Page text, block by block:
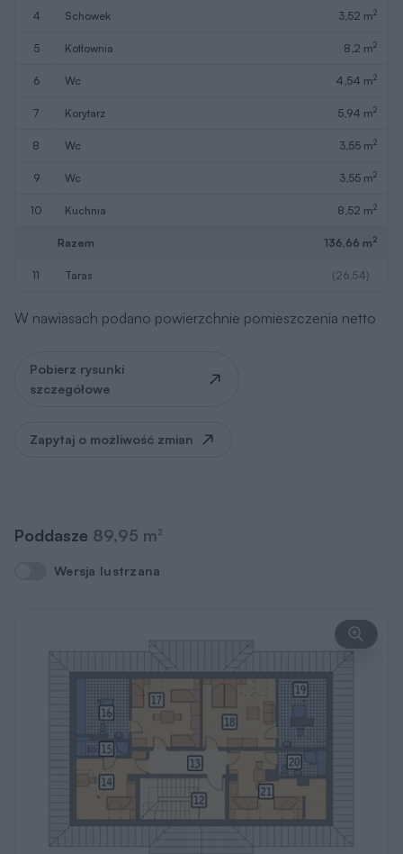
4 schowek 3,52 m2
5 kotłownia 8,2 m2
6 wc 4,54 m2
7 korytarz 5,94 m2
8 wc 3,55 m2
9 wc 3,55 m2
10 kuchnia 8,52 m2
Razem 136,66 m2
11 taras (26,54)
W nawiasach podano powierzchnie pomieszczenia netto
Pobierz rysunki
szczegółowe
Zapytaj o możliwość zmian
Poddasze 89,95 m2
Wersja lustrzana
Wersja lustrzana